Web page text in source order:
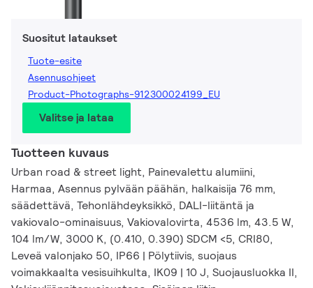
Suositut lataukset
Tuote-esite
Asennusohjeet
Product-Photographs-912300024199_EU
Valitse ja lataa
Tuotteen kuvaus
Urban road & street light, Painevalettu alumiini,
Harmaa, Asennus pylvään päähän, halkaisija 76 mm,
säädettävä, Tehonlähdeyksikkö, DALI-liitäntä ja
vakiovalo-ominaisuus, Vakiovalovirta, 4536 lm, 43.5 W,
104 lm/W, 3000 K, (0.410, 0.390) SDCM <5, CRI80,
Leveä valonjako 50, IP66 | Pölytiivis, suojaus
voimakkaalta vesisuihkulta, IK09 | 10 J, Suojausluokka II,